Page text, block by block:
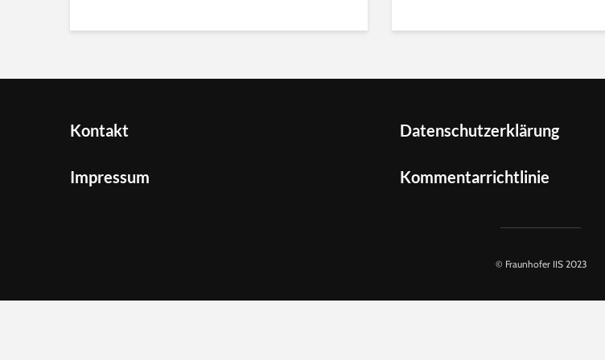
Kontakt
Impressum
Datenschutzerklärung
Kommentarrichtlinie
© Fraunhofer IIS 2023